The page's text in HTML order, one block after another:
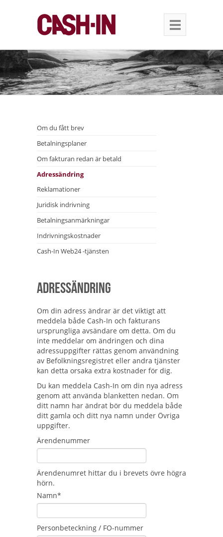
Om du fått brev
Betalningsplaner
Om fakturan redan är betald
Adressändring
Reklamationer
Juridisk indrivning
Betalningsanmärkningar
Indrivningskostnader
Cash-In Web24 -tjänsten
Adressändring
Om din adress ändrar är det viktigt att
meddela både Cash-In och fakturans
ursprungliga avsändare om detta. Om du
inte meddelar om ändringen och dina
adressuppgifter rättas genom användning
av Befolkningsregistret eller andra tjänster
kan detta orsaka extra kostnader för dig.
Du kan meddela Cash-In om din nya adress
genom att använda blanketten nedan. Om
ditt namn har ändrat bör du meddela både
ditt gamla och ditt nya namn under Övriga
uppgifter.
Ärendenummer
Ärendenumret hittar du i brevets övre högra
hörn.
Namn*
Personbeteckning / FO-nummer